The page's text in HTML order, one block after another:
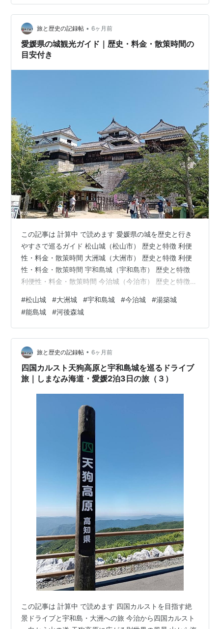
館」 予想以上に大きな機体だった。 プロベラが曲がって
いるのはどうしてかと館長に訊ねたら「この様に均等に
曲がっているのは操縦士が熟練者だからで、下手な操縦
者ではああはならない」と教えてくれた。 ひどい曲がり
方をしたものもあった。 こどもの頃、ちば…
旅と歴史の記録帖 • 6ヶ月前
愛媛県の城観光ガイド｜歴史・料金・散策時間の
目安付き
この記事は 計算中 で読めます 愛媛県の城を歴史と行き
やすさで巡るガイド 松山城（松山市） 歴史と特徴 利便
性・料金・散策時間 大洲城（大洲市） 歴史と特徴 利便
性・料金・散策時間 宇和島城（宇和島市） 歴史と特徴
利便性・料金・散策時間 今治城（今治市） 歴史と特徴
史と特徴 利便性（駐車場・アクセス） 河後森城（西予
市） 歴史と特徴 利便性（駐車場・アクセス） 能島城
（今治市・宮窪町） 歴史と特徴 利便性（駐車場・アクセ
ス） まとめ 愛媛県の城を歴史と行きやすさで巡るガイド
愛媛県には、戦国時代から江戸時代にかけて築かれた名
城が数多く残…
#松山城 #大洲城 #宇和島城 #今治城 #湯築城
#能島城 #河後森城
旅と歴史の記録帖 • 6ヶ月前
四国カルスト天狗高原と宇和島城を巡るドライブ
旅｜しまなみ海道・愛媛2泊3日の旅（３）
この記事は 計算中 で読めます 四国カルストを目指す絶
景ドライブと宇和島・大洲への旅 今治から四国カルスト